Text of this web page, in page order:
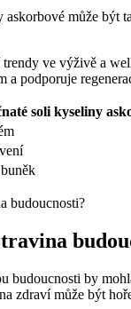
askorbové může být
ve výživě a
a podporuje
soli kyseliny
budoucnosti by
zdraví může být